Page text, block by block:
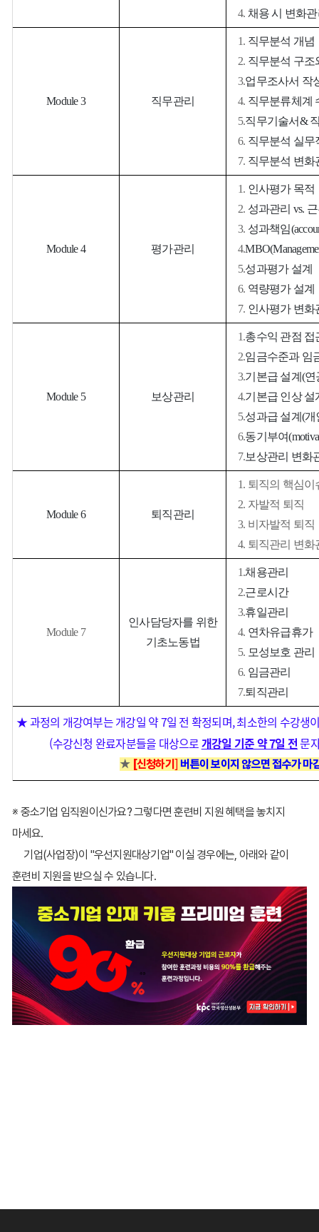
4. 채용 시 변화
Module 3 직무관리
1. 직무분석 개념
2. 직무분석 구조
3.업무조사서 작
4. 직무분류체계
5.직무기술서&
6. 직무분석 실무
7. 직무분석 변화
Module 4 평가관리
1. 인사평가 목적
2. 성과관리 vs.
3. 성과책임
4.
5.성과평가 설계
6. 역량평가 설계
7. 인사평가 변화
Module 5 보상관리
1.총수익 관점 접
2.임금수준과 임
3.기본급 설계 (연
4.기본급 인상 설
5.성과급 설계 (개
6.동기부여
7.보상관리 변화
Module 6 퇴직관리
1. 퇴직의 핵심이
2. 자발적 퇴직
3. 비자발적 퇴직
4. 퇴직관리 변화
Module 7
인사담당자를 위한
기초노동법
1.채용관리
2.근로시간
3.휴일관리
4. 연차유급휴가
5. 모성보호 관리
6. 임금관리
7.퇴직관리
★ 과정의 개강여부는 개강일 약 7일 전 확정되며, 최소한의 수강생
(수강신청 완료자분들을 대상으로 개강일 기준 약 7일 전문
★ [신청하기 ] 버튼이 보이지 않으면 접수가 마
※ 중소기업 임직원이신가요? 그렇다면 훈련비 지원 혜택을 놓치지
마세요.
기업(사업장)이 "우선지원대상기업" 이실 경우에는, 아래와 같이
훈련비 지원을 받으실 수 있습니다.